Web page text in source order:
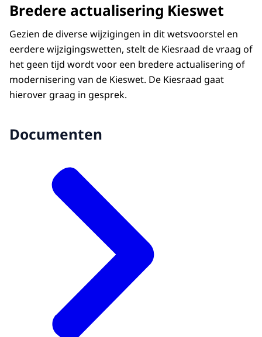
Bredere actualisering Kieswet
Gezien de diverse wijzigingen in dit wetsvoorstel en
eerdere wijzigingswetten, stelt de Kiesraad de vraag of
het geen tijd wordt voor een bredere actualisering of
modernisering van de Kieswet. De Kiesraad gaat
hierover graag in gesprek.
Documenten